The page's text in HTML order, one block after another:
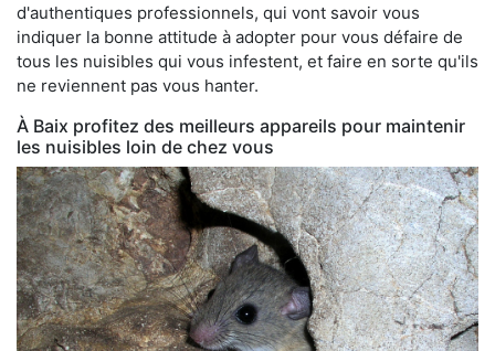
d'authentiques professionnels, qui vont savoir vous
indiquer la bonne attitude à adopter pour vous défaire de
tous les nuisibles qui vous infestent, et faire en sorte qu'ils
ne reviennent pas vous hanter.
À Baix profitez des meilleurs appareils pour maintenir
les nuisibles loin de chez vous